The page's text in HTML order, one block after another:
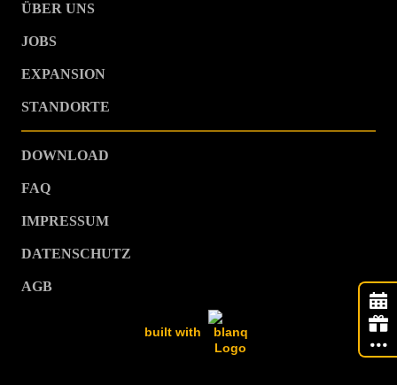
ÜBER UNS
JOBS
EXPANSION
STANDORTE
DOWNLOAD
FAQ
IMPRESSUM
DATENSCHUTZ
AGB
built with